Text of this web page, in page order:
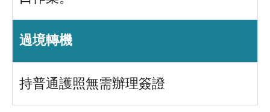
過境轉機
持普通護照無需辦理簽證